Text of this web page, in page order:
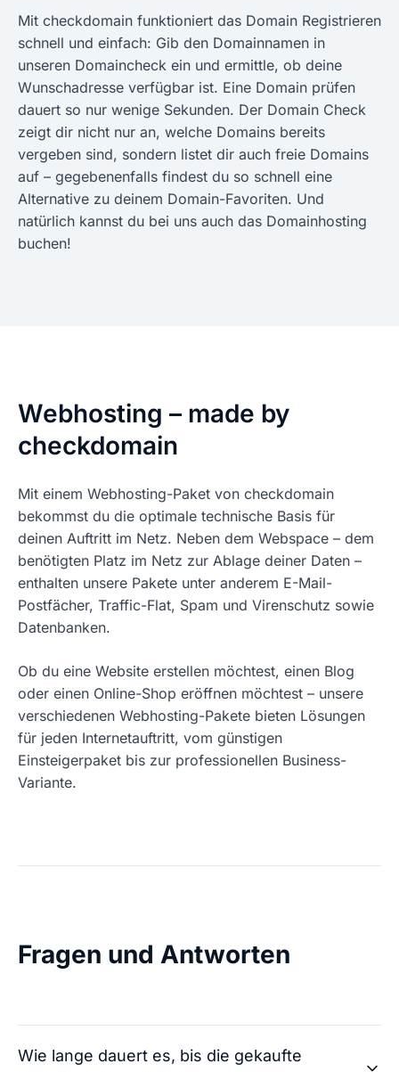
Mit checkdomain funktioniert das Domain Registrieren
schnell und einfach: Gib den Domainnamen in
unseren Domaincheck ein und ermittle, ob deine
Wunschadresse verfügbar ist. Eine Domain prüfen
dauert so nur wenige Sekunden. Der Domain Check
zeigt dir nicht nur an, welche Domains bereits
vergeben sind, sondern listet dir auch freie Domains
auf – gegebenenfalls findest du so schnell eine
Alternative zu deinem Domain-Favoriten. Und
natürlich kannst du bei uns auch das Domainhosting
buchen!
Webhosting – made by
checkdomain
Mit einem Webhosting-Paket von checkdomain
bekommst du die optimale technische Basis für
deinen Auftritt im Netz. Neben dem Webspace – dem
benötigten Platz im Netz zur Ablage deiner Daten –
enthalten unsere Pakete unter anderem E-Mail-
Postfächer, Traffic-Flat, Spam und Virenschutz sowie
Datenbanken.
Ob du eine Website erstellen möchtest, einen Blog
oder einen Online-Shop eröffnen möchtest – unsere
verschiedenen Webhosting-Pakete bieten Lösungen
für jeden Internetauftritt, vom günstigen
Einsteigerpaket bis zur professionellen Business-
Variante.
Fragen und Antworten
Wie lange dauert es, bis die gekaufte